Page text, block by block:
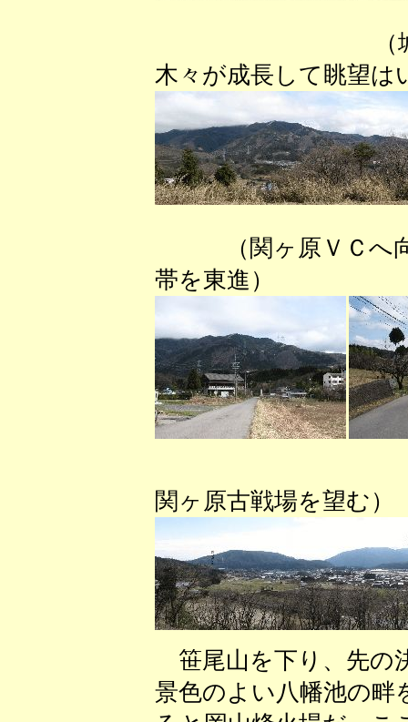
（城山から関
木々が成長して眺望は
（関ヶ原ＶＣ
帯を東進） （笹
関ヶ原古戦場を望む）
笹尾山を下り、先の
景色のよい八幡池の畔